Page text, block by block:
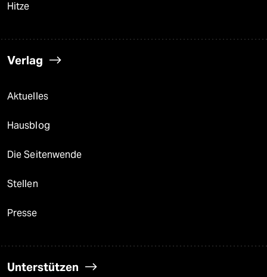
Hitze
Verlag
Aktuelles
Hausblog
Die Seitenwende
Stellen
Presse
Unterstützen